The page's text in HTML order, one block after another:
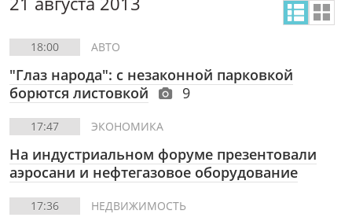
18:00 АВТО
"Глаз народа": с незаконной парковкой
борются листовкой
9
17:47 ЭКОНОМИКА
На индустриальном форуме презентовали
аэросани и нефтегазовое оборудование
17:36 НЕДВИЖИМОСТЬ